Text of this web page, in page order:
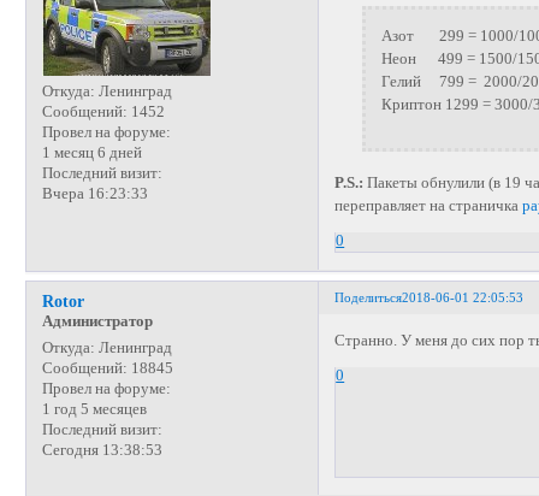
Откуда: Ленинград
Сообщений: 1452
Провел на форуме:
1 месяц 6 дней
Последний визит:
Вчера 16:23:33
Азот 299 = 1000/
Неон 499 = 1500/
Гелий 799 = 2000/
Криптон 1299 = 3000/
P.S.: Пакеты обнулили (в 19
переправляет на страничка
0
Поделиться2018-06-01 22:05:53
Rotor
Администратор
Откуда: Ленинград
Сообщений: 18845
Провел на форуме:
1 год 5 месяцев
Последний визит:
Сегодня 13:38:53
Странно. У меня до сих пор
0